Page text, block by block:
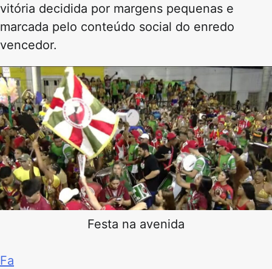
vitória decidida por margens pequenas e
marcada pelo conteúdo social do enredo
vencedor.
Festa na avenida
Fa